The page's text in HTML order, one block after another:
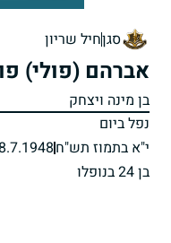
סגןחיל שריון
אברהם (פולי)
בן מינה ויצחק
נפל ביום
י"א בתמוז תש"ח
בן 24 בנופלו